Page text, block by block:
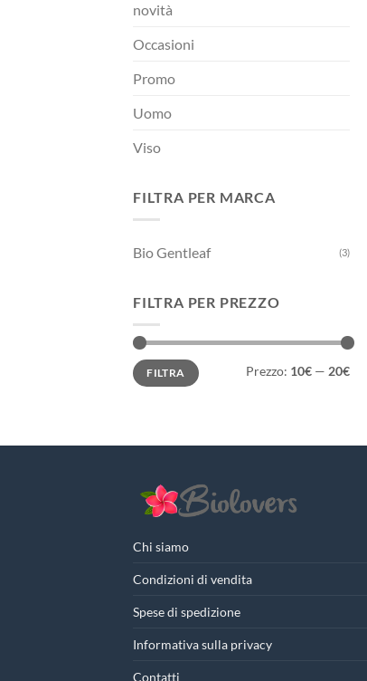
novità
Occasioni
Promo
Uomo
Viso
FILTRA PER MARCA
Bio Gentleaf (3)
FILTRA PER PREZZO
Prezzo
Min
Prezzo
MaxFILTRA Prezzo: 10€ — 20€
Chi siamo
Condizioni di vendita
Spese di spedizione
Informativa sulla privacy
Contatti